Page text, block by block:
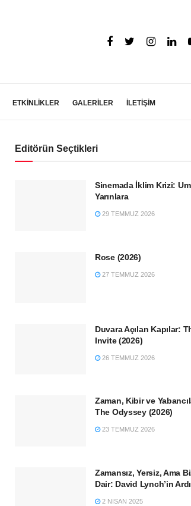
ETKİNLİKLER GALERİLER İLETİŞİM
Editörün Seçtikleri
Sinemada İklim Krizi:
Yarınlara
29 TEMMUZ 2026
Rose (2026)
27 TEMMUZ 2026
Duvara Açılan Kapılar:
Invite (2026)
26 TEMMUZ 2026
Zaman, Kibir ve
The Odyssey (2026)
23 TEMMUZ 2026
Zamansız, Yersiz, Ama
Dair: David Lynch’in
2 NISAN 2025